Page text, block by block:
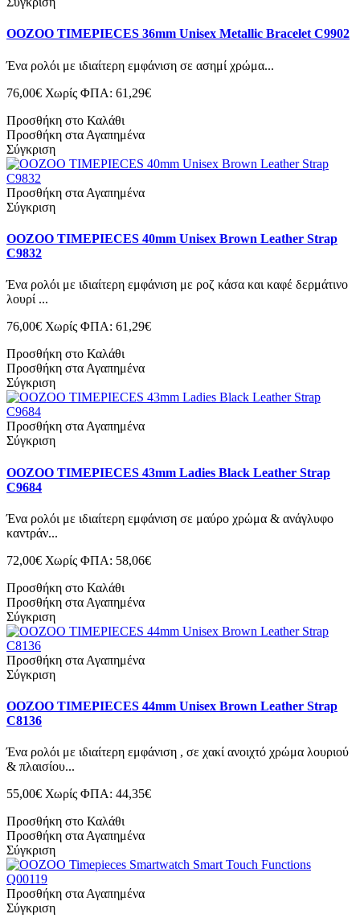
OOZOO TIMEPIECES 36mm Unisex Metallic Bracelet C9902
Ένα ρολόι με ιδιαίτερη εμφάνιση σε ασημί χρώμα...
76,00€ Χωρίς ΦΠΑ: 61,29€
Προσθήκη στο Καλάθι
Προσθήκη στα Αγαπημένα
Σύγκριση
Προσθήκη στα Αγαπημένα
Σύγκριση
OOZOO TIMEPIECES 40mm Unisex Brown Leather Strap
C9832
Ένα ρολόι με ιδιαίτερη εμφάνιση με ροζ κάσα και καφέ δερμάτινο
λουρί ...
76,00€ Χωρίς ΦΠΑ: 61,29€
Προσθήκη στο Καλάθι
Προσθήκη στα Αγαπημένα
Σύγκριση
Προσθήκη στα Αγαπημένα
Σύγκριση
OOZOO TIMEPIECES 43mm Ladies Black Leather Strap
C9684
Ένα ρολόι με ιδιαίτερη εμφάνιση σε μαύρο χρώμα & ανάγλυφο
καντράν...
72,00€ Χωρίς ΦΠΑ: 58,06€
Προσθήκη στο Καλάθι
Προσθήκη στα Αγαπημένα
Σύγκριση
Προσθήκη στα Αγαπημένα
Σύγκριση
OOZOO TIMEPIECES 44mm Unisex Brown Leather Strap
C8136
Ένα ρολόι με ιδιαίτερη εμφάνιση , σε χακί ανοιχτό χρώμα λουριού
& πλαισίου...
55,00€ Χωρίς ΦΠΑ: 44,35€
Προσθήκη στο Καλάθι
Προσθήκη στα Αγαπημένα
Σύγκριση
Προσθήκη στα Αγαπημένα
Σύγκριση